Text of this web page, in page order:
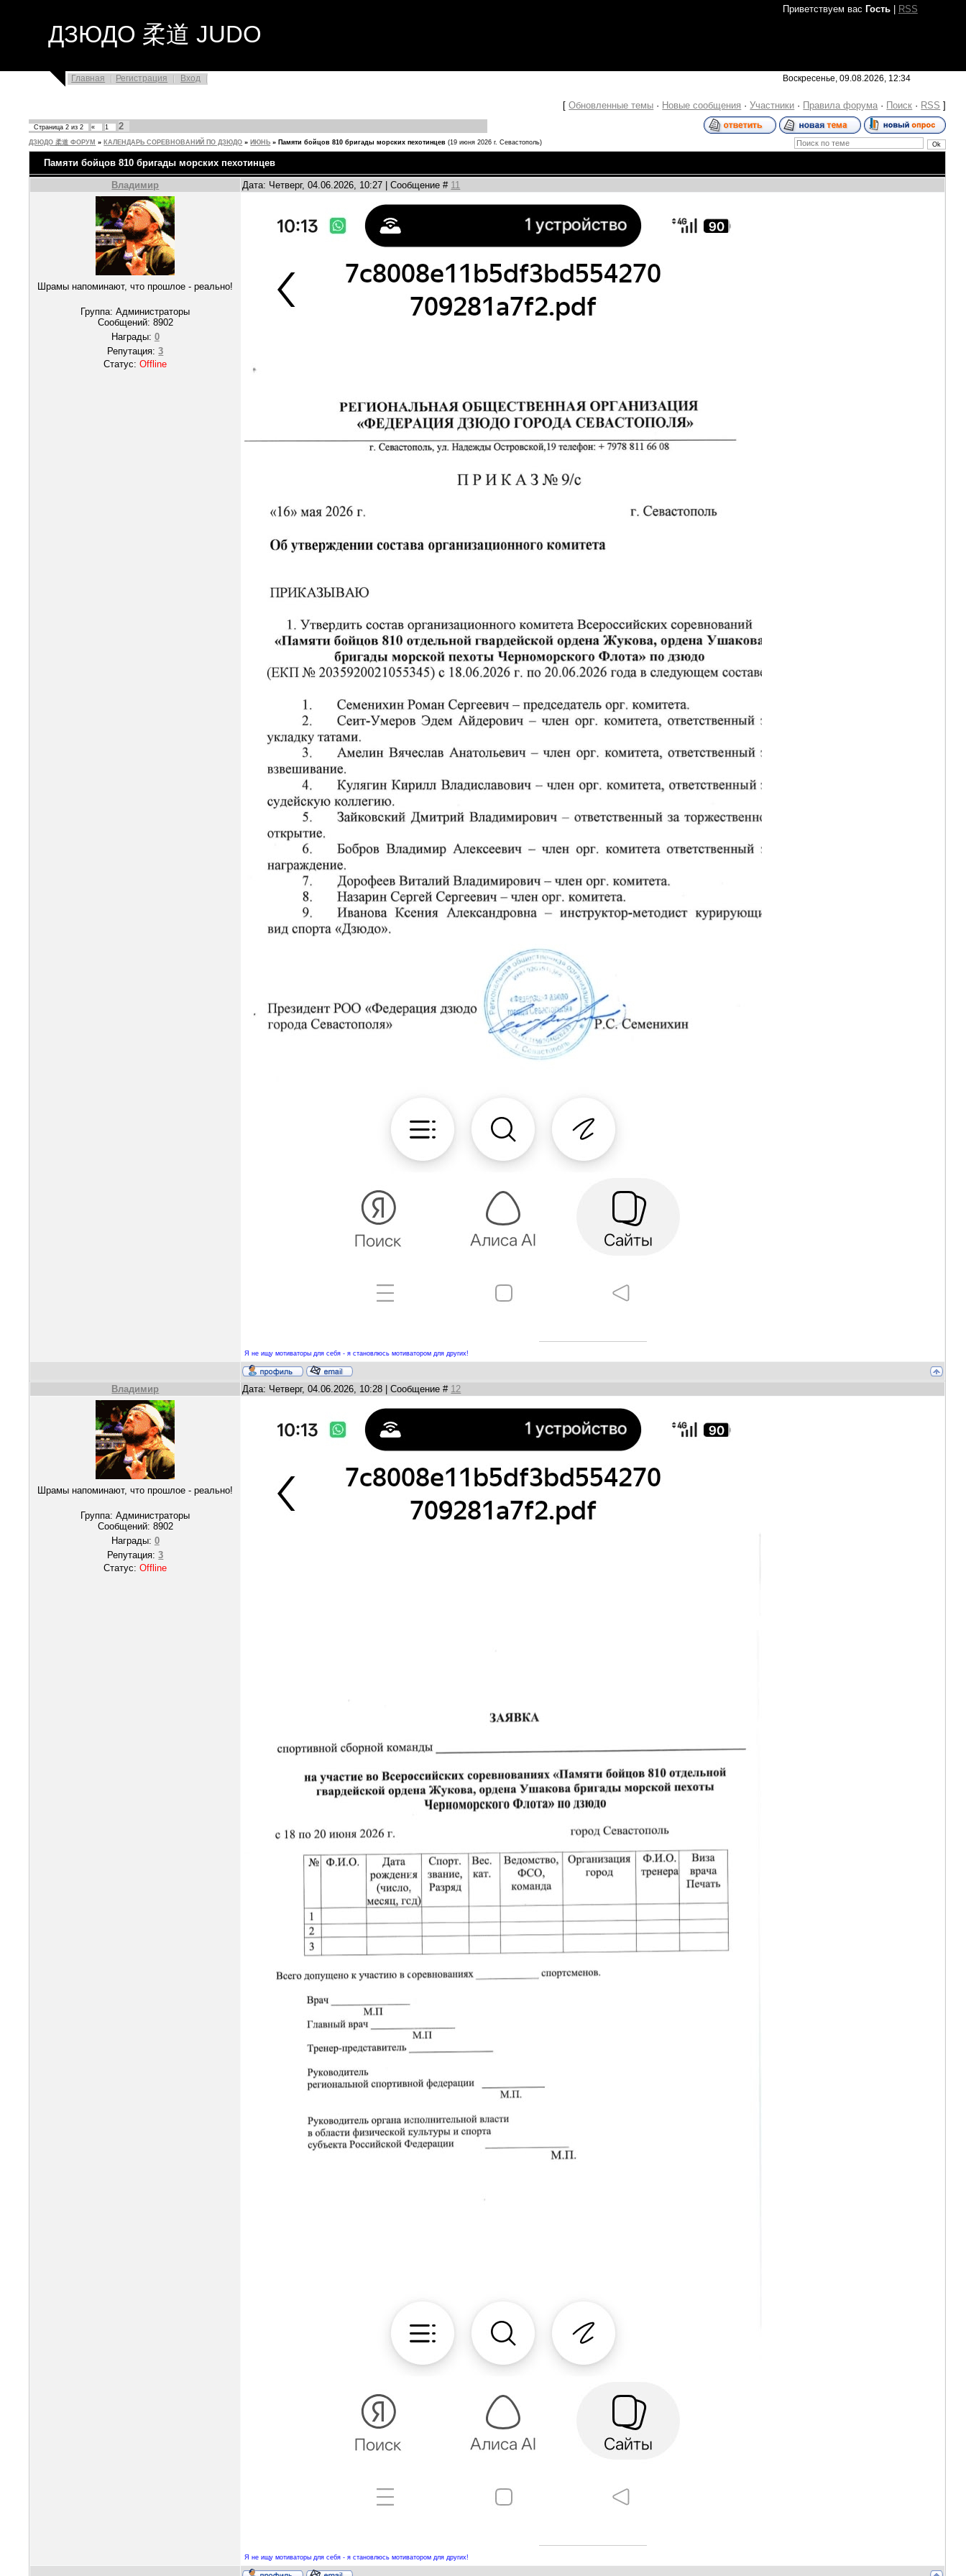
Приветствуем вас Гость| RSS
ДЗЮДО 柔道 JUDO
Главная Регистрация Вход Воскресенье, 09.08.2026, 12:34
[ Обновленные темы · Новые сообщения · Участники · Правила форума · Поиск · RSS ]
Страница2 из2 « 1 2
ДЗЮДО 柔道 ФОРУМ » КАЛЕНДАРЬ СОРЕВНОВАНИЙ ПО ДЗЮДО » ИЮНЬ » Памяти бойцов 810 бригады морских пехотинцев (19 июня 2026 г. Севастополь)
Памяти бойцов 810 бригады морских пехотинцев
Владимир Дата: Четверг, 04.06.2026, 10:27 | Сообщение # 11
Шрамы напоминают, что прошлое - реально!
Группа: Администраторы
Сообщений: 8902
Награды: 0
Репутация:3
Статус:Offline
Я не ищу мотиваторы для себя - я становлюсь мотиватором для других!
Владимир Дата: Четверг, 04.06.2026, 10:28 | Сообщение # 12
Шрамы напоминают, что прошлое - реально!
Группа: Администраторы
Сообщений: 8902
Награды: 0
Репутация:3
Статус:Offline
Я не ищу мотиваторы для себя - я становлюсь мотиватором для других!